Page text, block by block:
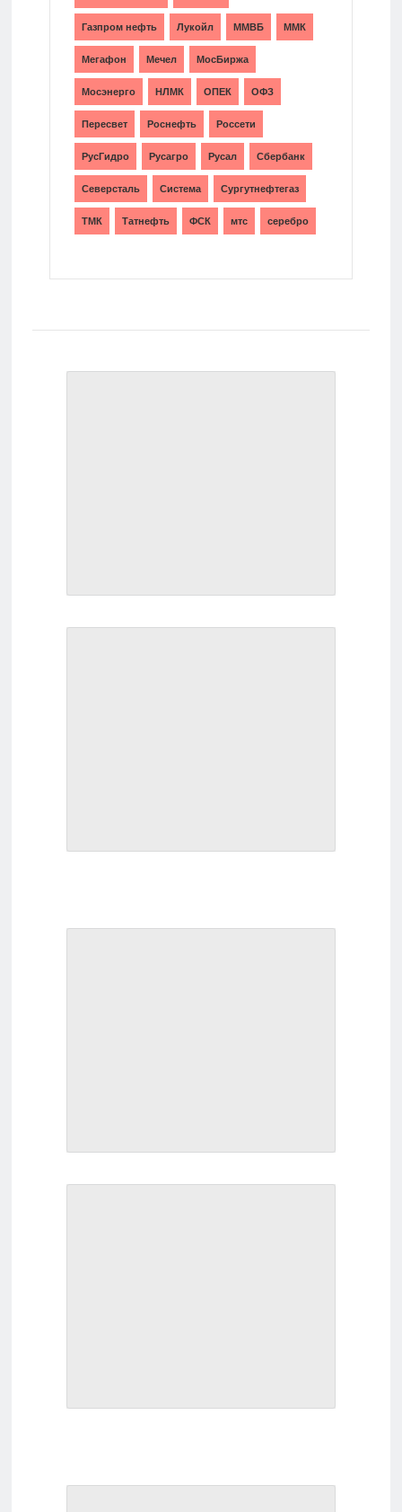
Газпром нефть Лукойл ММВБ ММК
Мегафон Мечел МосБиржа
Мосэнерго НЛМК ОПЕК ОФЗ
Пересвет Роснефть Россети
РусГидро Русагро Русал Сбербанк
Северсталь Система Сургутнефтегаз
ТМК Татнефть ФСК мтс серебро